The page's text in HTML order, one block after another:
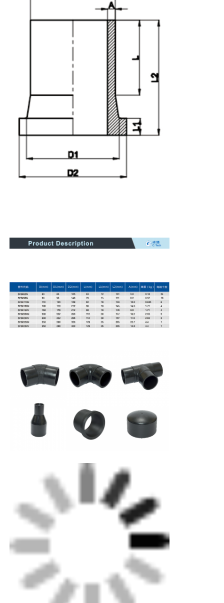
Электрофузионные фитинги
Фитинги для шпиготов
Переходные фитинги
Электрофузионные сварочные машины
Инструмент для стыковой сварки
Ручная экструдерная машина
Станок для стыковой сварки с ЧПУ